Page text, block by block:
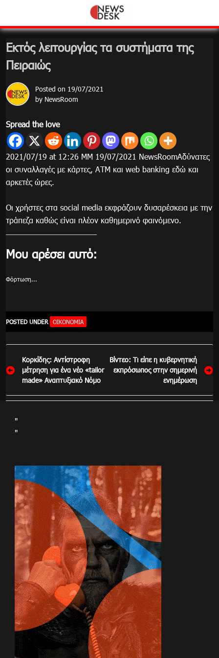
content
Εκτός λειτουργίας τα συστήματα της
Πειραιώς
Posted on 19/07/2021
by NewsRoom
Spread the love
2021/07/19 at 12:26 ΜΜ 19/07/2021 NewsRoomΑδύνατες
οι συναλλαγές με κάρτες, ΑΤΜ και web banking εδώ και
αρκετές ώρες.
Οι χρήστες στα social media εκφράζουν δυσαρέσκεια με την
τράπεζα καθώς είναι πλέον καθημερινό φαινόμενο.
Μου αρέσει αυτό:
Φόρτωση...
POSTED UNDER ΟΙΚΟΝΟΜΙΑ
Πλοήγηση
άρθρων
Κορκίδης: Αντίστροφη
μέτρηση για ένα νέο «tailor
made» Αναπτυξιακό Νόμο
Βίντεο: Τι είπε η κυβερνητική
εκπρόσωπος στην σημερινή
ενημέρωση
"
"